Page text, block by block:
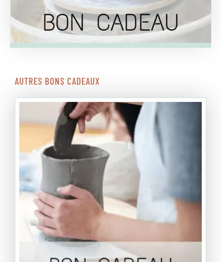
AUTRES BONS CADEAUX